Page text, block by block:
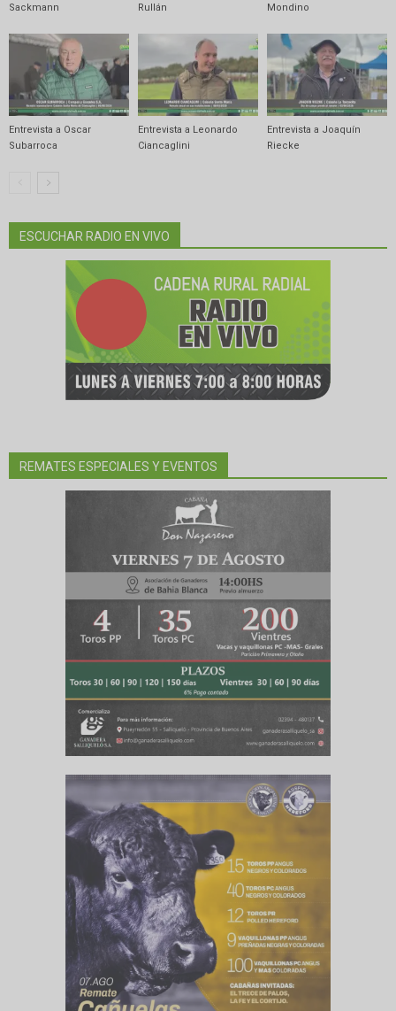
Sackmann
Rullán
Mondino
Entrevista a Oscar
Subarroca
Entrevista a Leonardo
Ciancaglini
Entrevista a Joaquín
Riecke
ESCUCHAR RADIO EN VIVO
REMATES ESPECIALES Y EVENTOS